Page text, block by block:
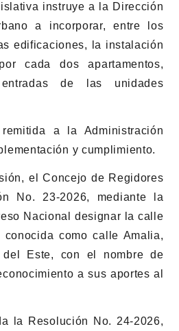
instruye a la Dirección
a incorporar, entre los
edificaciones, la instalación
cada dos apartamentos,
de las unidades
a la Administración
y cumplimiento.
el Concejo de Regidores
No. 23-2026, mediante la
Nacional designar la calle
conocida como calle Amalia,
Este, con el nombre de
a sus aportes al
la Resolución No. 24-2026,